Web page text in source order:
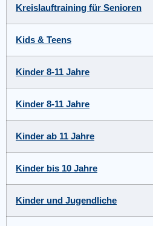
Kreislauftraining für Senioren
Kids & Teens
Kinder 8-11 Jahre
Kinder 8-11 Jahre
Kinder ab 11 Jahre
Kinder bis 10 Jahre
Kinder und Jugendliche